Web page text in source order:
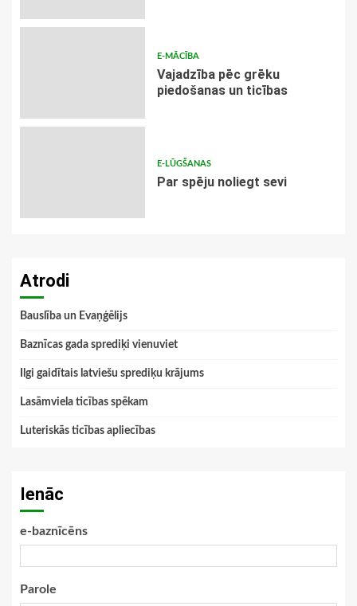
E-MĀCĪBA
Vajadzība pēc grēku
piedošanas un ticības
E-LŪGŠANAS
Par spēju noliegt sevi
Atrodi
Bauslība un Evaņģēlijs
Baznīcas gada sprediķi vienuviet
Ilgi gaidītais latviešu sprediķu krājums
Lasāmviela ticības spēkam
Luteriskās ticības apliecības
Ienāc
e-baznīcēns
Parole